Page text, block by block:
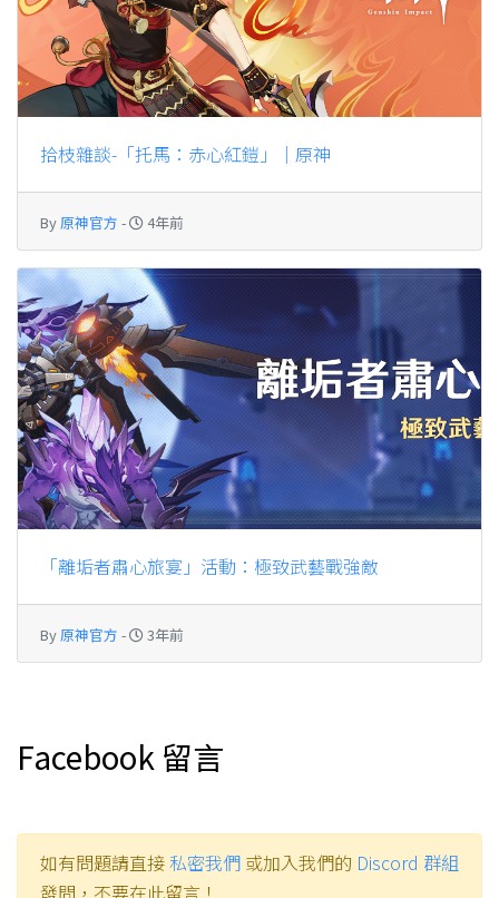
拾枝雜談-「托馬：赤心紅鎧」｜原神
By 原神官方 - 4年前
「離垢者肅心旅宴」活動：極致武藝戰強敵
By 原神官方 - 3年前
Facebook 留言
如有問題請直接私密我們 或加入我們的 Discord 群組
發問，不要在此留言！